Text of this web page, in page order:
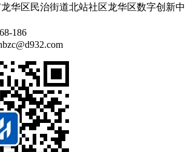
龙华区民治街道北站社区龙华区数字创新中
186